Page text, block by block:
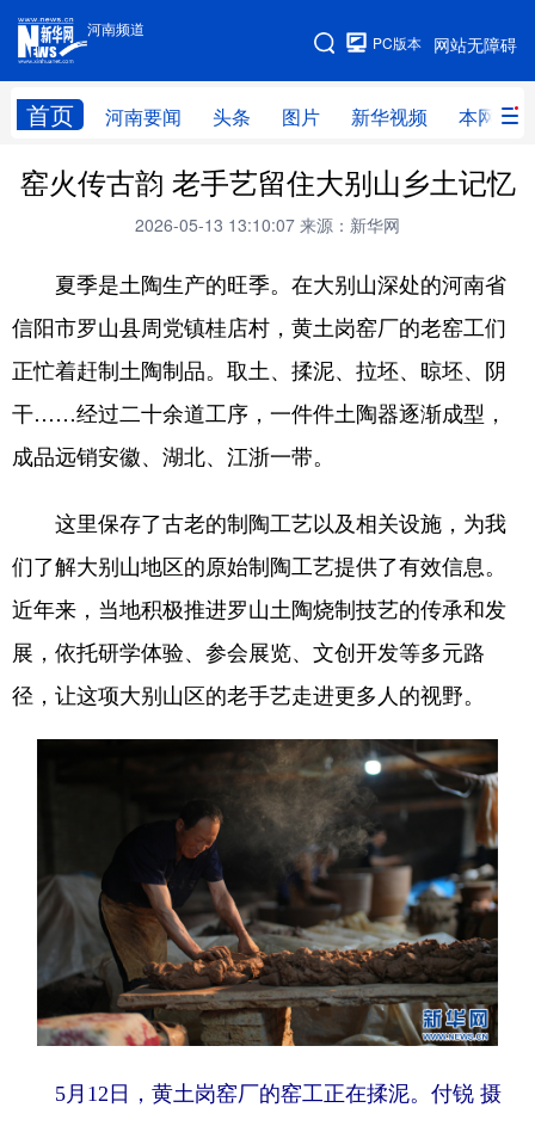
河南频道
网站无障碍
PC版本
首页 河南要闻 头条 图片 新华视频 本网原创
河南频道
网站地图
频道首页 河南要闻 头条
本网原创
直播 新华社记者看河南 领导活动报道集
廉政 人事 新华视频
专题 网群推广 地方动态
乡村振兴 工业能源 科教兴省
文旅新探 豫股百家
地方频道
江苏 浙江
福建
山东 湖北
湖南 广东 广西
海南 重庆 四川
贵州 云南 西藏
窑火传古韵 老手艺留住大别山乡土记忆
2026-05-13 13:10:07 来源：新华网
夏季是土陶生产的旺季。在大别山深处的河南省
信阳市罗山县周党镇桂店村，黄土岗窑厂的老窑工们
正忙着赶制土陶制品。取土、揉泥、拉坯、晾坯、阴
干……经过二十余道工序，一件件土陶器逐渐成型，
成品远销安徽、湖北、江浙一带。
这里保存了古老的制陶工艺以及相关设施，为我
们了解大别山地区的原始制陶工艺提供了有效信息。
近年来，当地积极推进罗山土陶烧制技艺的传承和发
展，依托研学体验、参会展览、文创开发等多元路
径，让这项大别山区的老手艺走进更多人的视野。
5月12日，黄土岗窑厂的窑工正在揉泥。付锐 摄